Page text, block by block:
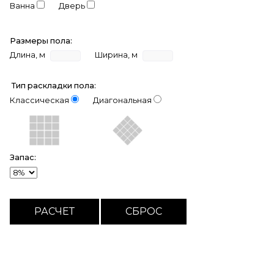
Ванна Дверь
Размеры пола:
Длина, м
Ширина, м
Тип раскладки пола:
Классическая
Диагональная
Запас: